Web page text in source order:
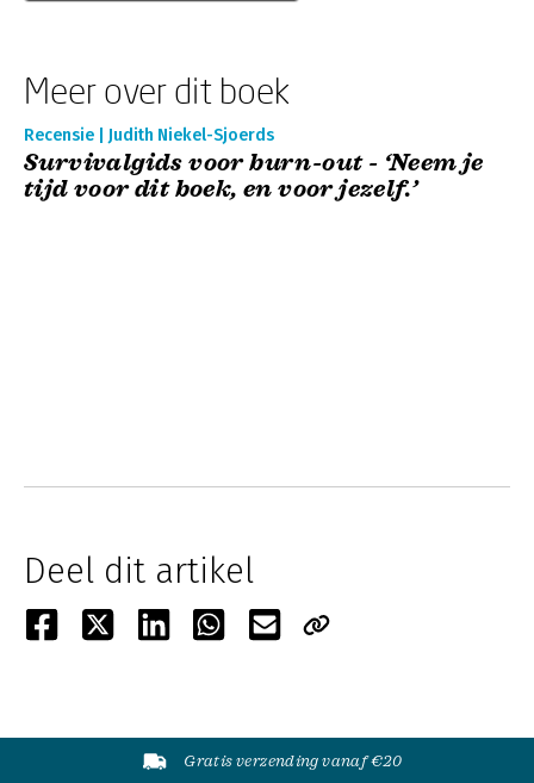
Meer over dit boek
Recensie | Judith Niekel-Sjoerds
Survivalgids voor burn-out - ‘Neem je
tijd voor dit boek, en voor jezelf.’
Deel dit artikel
Gratis verzending vanaf €20